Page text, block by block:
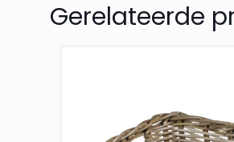
Gerelateerde